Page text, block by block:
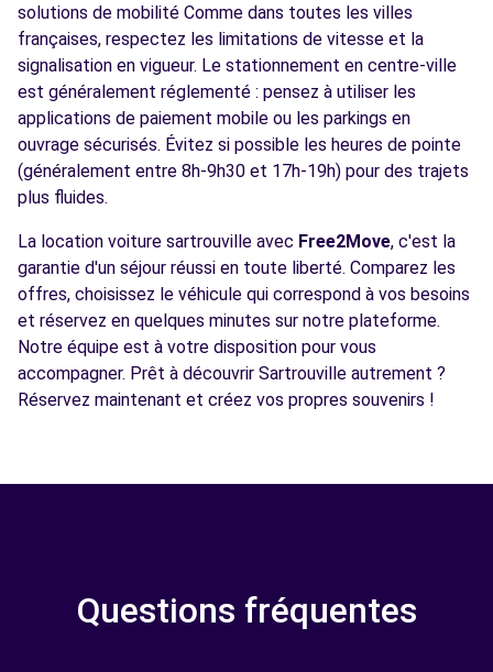
solutions de mobilité Comme dans toutes les villes
françaises, respectez les limitations de vitesse et la
signalisation en vigueur. Le stationnement en centre-ville
est généralement réglementé : pensez à utiliser les
applications de paiement mobile ou les parkings en
ouvrage sécurisés. Évitez si possible les heures de pointe
(généralement entre 8h-9h30 et 17h-19h) pour des trajets
plus fluides.
La location voiture sartrouville avec Free2Move, c'est la
garantie d'un séjour réussi en toute liberté. Comparez les
offres, choisissez le véhicule qui correspond à vos besoins
et réservez en quelques minutes sur notre plateforme.
Notre équipe est à votre disposition pour vous
accompagner. Prêt à découvrir Sartrouville autrement ?
Réservez maintenant et créez vos propres souvenirs !
Questions fréquentes